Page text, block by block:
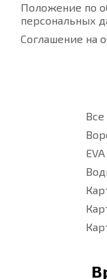
Положение по
персональных
Соглашение на
Все